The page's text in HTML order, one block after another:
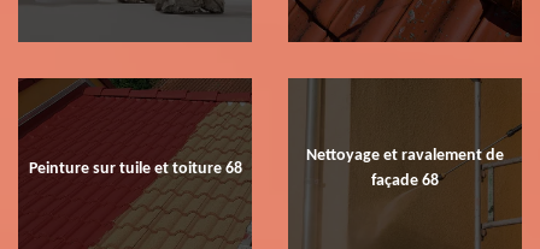
Peinture sur tuile et toiture 68
Nettoyage et ravalement de
façade 68